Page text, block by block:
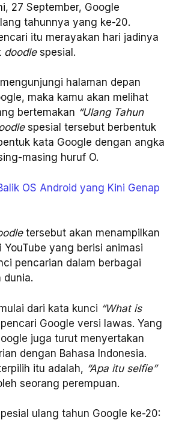
27 September, Google
tahunnya yang ke-20.
itu merayakan hari jadinya
doodlespesial.
halaman depan
maka kamu akan melihat
bertemakan “Ulang Tahun
spesial tersebut berbentuk
kata Google dengan angka
masing huruf O.
OS Android yang Kini Genap
tersebut akan menampilkan
yang berisi animasi
pencarian dalam berbagai
dunia.
dari kata kunci “What is
Google versi lawas. Yang
juga turut menyertakan
dengan Bahasa Indonesia.
itu adalah, “Apa itu selfie”
seorang perempuan.
ulang tahun Google ke-20: